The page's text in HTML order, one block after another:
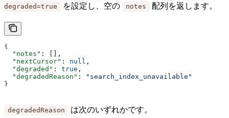
degraded=true を設定し、空の notes 配列を返します。
{
  "notes"
: [],
  "nextCursor"
: null ,
  "degraded"
: true ,
  "degradedReason"
:
"search_index_unavailable"
}
degradedReason は次のいずれかです。